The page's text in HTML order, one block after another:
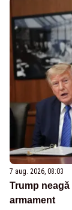
7 aug. 2026, 08:03
Trump
armament